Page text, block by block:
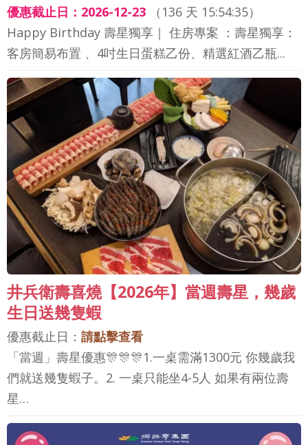
優惠截止日：2026-12-23（ 136 天 15:54:33）
Happy Birthday 壽星獨享｜ 住房專案 ：壽星獨享：
客房簡易布置 、4吋生日蛋糕乙份、精選紅酒乙瓶...
井兵衛壽喜燒【2026年】當週壽星，幾歲
生日送幾隻蝦
優惠截止日： 請點擊查看
「當週」壽星優惠🎊🎊🎊1.一桌需滿1300元 你幾歲我
們就送幾隻蝦子。2. 一桌只能坐4-5人 如果有兩位壽
星…